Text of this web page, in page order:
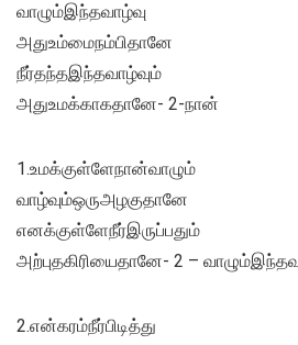
வாழும்இந்தவாழ்வு
அதுஉம்மைநம்பிதானே
நீர்தந்தஇந்தவாழ்வும்
அதுஉமக்காகதானே- 2-நான்
1.உமக்குள்ளேநான்வாழும்
வாழ்வும்ஒருஅழகுதானே
எனக்குள்ளேநீர்இருப்பதும்
அற்புதகிரியைதானே- 2 –
2.என்கரம்நீர்பிடித்து